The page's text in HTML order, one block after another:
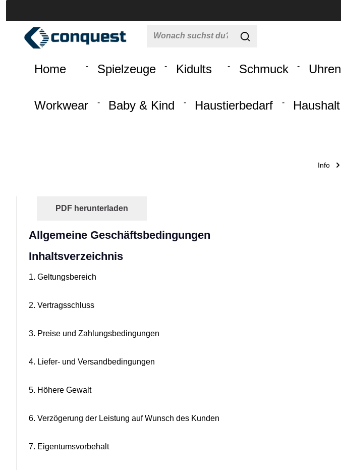
Home Spielzeuge Kidults Schmuck Uhren
Workwear Baby & Kind Haustierbedarf Haushalt
Info
PDF herunterladen
Allgemeine Geschäftsbedingungen
Inhaltsverzeichnis
1. Geltungsbereich
2. Vertragsschluss
3. Preise und Zahlungsbedingungen
4. Liefer- und Versandbedingungen
5. Höhere Gewalt
6. Verzögerung der Leistung auf Wunsch des Kunden
7. Eigentumsvorbehalt